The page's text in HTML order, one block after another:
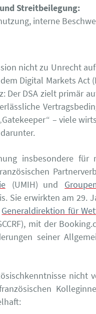
Streitbeilegung:
interne
nicht zu Unrecht
Digital Markets Act
Der DSA zielt primär
– viele
insbesondere
(UMIH) und
Sie erwirkten am 29.
Generaldirektion für
mit der
seiner
nicht